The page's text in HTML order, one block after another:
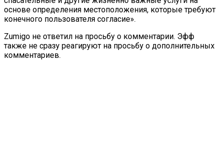
основе определения местоположения, которые требуют
конечного пользователя согласие».
Zumigo не ответил на просьбу о комментарии. Эфф
также не сразу реагируют на просьбу о дополнительных
комментариев.